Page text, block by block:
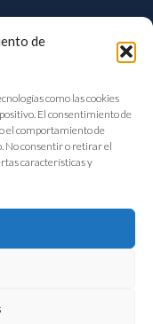
de
como las cookies
El consentimiento de
el comportamiento de
No consentir o retirar el
características y
Alimentación y Bebidas